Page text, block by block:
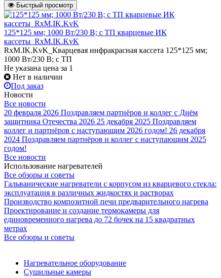
Быстрый просмотр
125*125 мм; 1000 Вт/230 В; с ТП кварцевые ИК
кассеты_RxM.IK.KvK
RxM.IK.KvK_Кварцевая инфракрасная кассета 125*125 мм;
1000 Вт/230 В; с ТП
Не указана цена за 1
Нет в наличии
Под заказ
Новости
Все новости
20 февраля 2026 Поздравляем партнёров и коллег с Днём
защитника Отечества 2026 25 декабря 2025 Поздравляем
коллег и партнёров с наступающим 2026 годом! 26 декабря
2024 Поздравляем партнёров и коллег с наступающим 2025
годом!
Все новости
Использование нагревателей
Все обзоры и советы
Гальванические нагреватели с корпусом из кварцевого стекла:
эксплуатация в различных жидкостях и растворах
Производство композитной печи предварительного нагрева
Проектирование и создание термокамеры для
единовременного нагрева до 72 бочек на 15 квадратных
метрах
Все обзоры и советы
Нагревательное оборудование
Сушильные камеры